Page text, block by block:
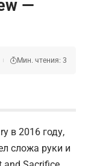
—
Мин. чтения: 3
в 2016 году,
сложа руки и